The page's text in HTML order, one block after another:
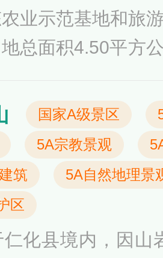
业示范基地和旅
总面积4.50平方
成，主要特点是
题，主要景点和
、网球场、人工
国家A级景区
5A宗教景观
筑
5A自然地理景
区
化县境内，因山